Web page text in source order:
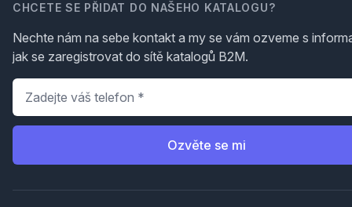
CHCETE SE PŘIDAT DO NAŠEHO KATALOGU?
Nechte nám na sebe kontakt a my se vám ozveme s
jak se zaregistrovat do sítě katalogů B2M.
Telefon
Ozvěte se mi